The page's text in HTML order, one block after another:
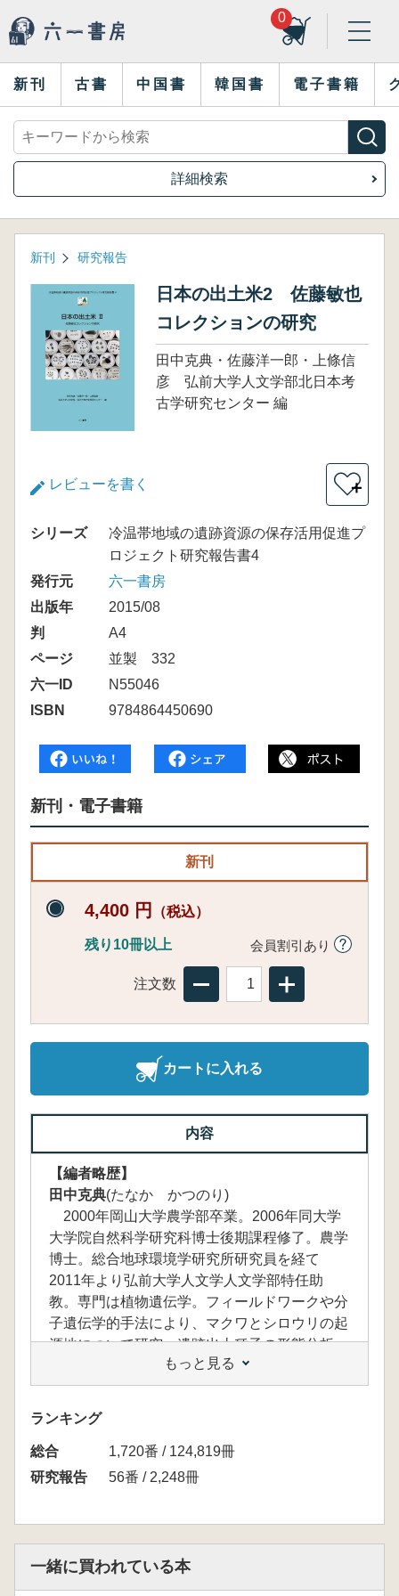
0
新刊 古書 中国書 韓国書 電子書籍
詳細検索
新刊 研究報告
日本の出土米2 佐藤敏也
コレクションの研究
田中克典・佐藤洋一郎・上條信
彦 弘前大学人文学部北日本考
古学研究センター 編
レビューを書く ＋
シリーズ
冷温帯地域の遺跡資源の保存活用促進プ
ロジェクト研究報告書4
発行元
六一書房
出版年
2015/08
判
A4
ページ
並製 332
六一ID
N55046
ISBN
9784864450690
新刊・電子書籍
新刊
4,400 円 （税込）
残り10冊以上 会員割引あり
注文数
カートに入れる
内容
【編者略歴】
田中克典(たなか かつのり)
2000年岡山大学農学部卒業。2006年同大学
大学院自然科学研究科博士後期課程修了。農学
博士。総合地球環境学研究所研究員を経て
2011年より弘前大学人文学人文学部特任助
教。専門は植物遺伝学。フィールドワークや分
子遺伝学的手法により、マクワとシロウリの起
源地について研究。遺跡出土種子の形態分析・
DNA分析に基づいて、日本におけるイネの展
開について研究。主な著書は『イネの歴史を探
る(佐藤洋一郎・赤坂憲雄編)』(玉川大学出版
部)ほか。
佐藤洋一郎(さとう よういちろう)
1979年京都大学大学院農学研究科修士課程
は植物遺伝学。遺伝学の立場から日本における
「ジャポニカイネの二元説」を論じる。主な著
もっと見る
ランキング
総合
1,720番 / 124,819冊
研究報告
56番 / 2,248冊
一緒に買われている本